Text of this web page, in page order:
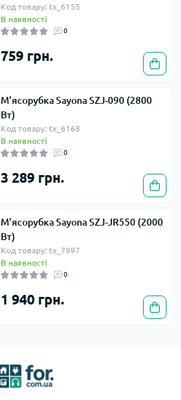
Код товару: tx_6155
В наявності
0
759 грн.
М'ясорубка Sayona SZJ-090 (2800
Вт)
Код товару: tx_6168
В наявності
0
3 289 грн.
М'ясорубка Sayona SZJ-JR550 (2000
Вт)
Код товару: tx_7997
В наявності
0
1 940 грн.